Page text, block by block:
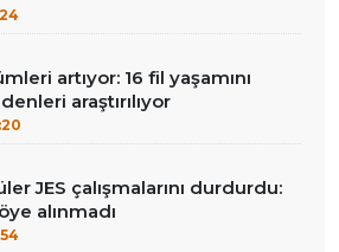
artıyor: 16 fil yaşamını
araştırılıyor
JES çalışmalarını durdurdu:
alınmadı